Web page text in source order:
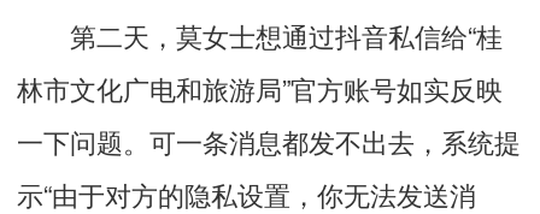
第二天，莫女士想通过抖音私信给“桂
林市文化广电和旅游局”官方账号如实反映
一下问题。可一条消息都发不出去，系统提
示“由于对方的隐私设置，你无法发送消